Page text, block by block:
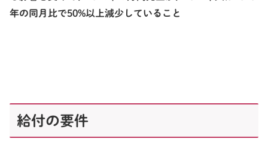
年の同月比で50%以上減少していること
給付の要件